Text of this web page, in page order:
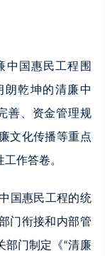
中国惠民工程围
朗乾坤的清廉中
善、资金管理规
文化传播等重点
作答卷。
国惠民工程的统
门衔接和内部管
部门制定《“清廉